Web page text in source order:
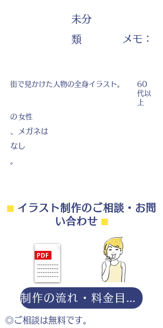
未分
類
​メモ：
街で見かけた人物の全身イラスト。
60
代以
上
の 女性
、メガネは
なし
。
⬛︎イラスト制作のご相談・お問
い合わせ ⬛︎
◎ご相談は無料です。